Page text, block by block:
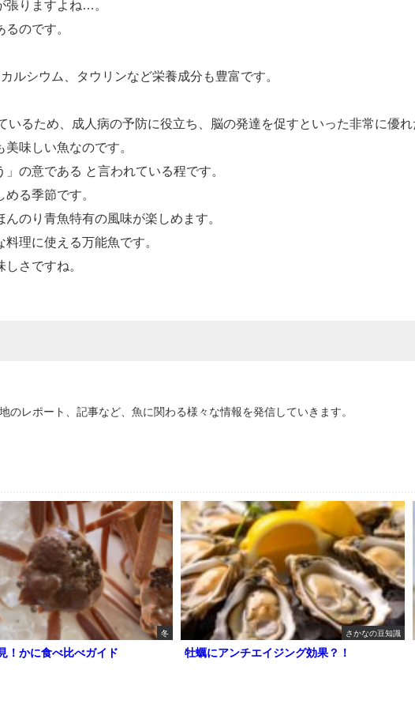
張りますよね…。
のです。
ルシウム、タウリンなど栄養成分も豊富です。
るため、成人病の予防に役立ち、脳の発達を促すといった非常に優れ
味しい魚なのです。
の意である と言われている程です。
る季節です。
のり青魚特有の風味が楽しめます。
理に使える万能魚です。
さですね。
のレポート、記事など、魚に関わる様々な情報を発信していきます。
冬
！かに食べ比べガイド
さかなの豆知識
牡蠣にアンチエイジング効果？！